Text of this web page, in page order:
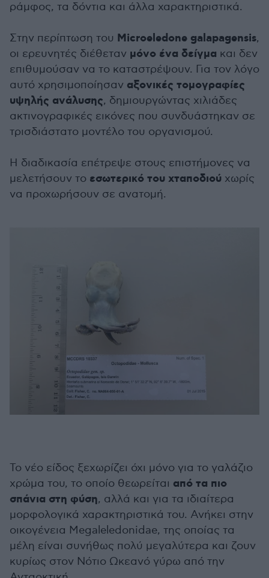
ράμφος, τα δόντια και άλλα χαρακτηριστικά.
Στην περίπτωση του Microeledone galapagensis,
οι ερευνητές διέθεταν μόνο ένα δείγμα και δεν
επιθυμούσαν να το καταστρέψουν. Για τον λόγο
αυτό χρησιμοποίησαν αξονικές τομογραφίες
υψηλής ανάλυσης, δημιουργώντας χιλιάδες
ακτινογραφικές εικόνες που συνδυάστηκαν σε
τρισδιάστατο μοντέλο του οργανισμού.
Η διαδικασία επέτρεψε στους επιστήμονες να
μελετήσουν το εσωτερικό του χταποδιού χωρίς
να προχωρήσουν σε ανατομή.
Το νέο είδος ξεχωρίζει όχι μόνο για το γαλάζιο
χρώμα του, το οποίο θεωρείται από τα πιο
σπάνια στη φύση, αλλά και για τα ιδιαίτερα
μορφολογικά χαρακτηριστικά του. Ανήκει στην
οικογένεια Megaleledonidae, της οποίας τα
μέλη είναι συνήθως πολύ μεγαλύτερα και ζουν
κυρίως στον Νότιο Ωκεανό γύρω από την